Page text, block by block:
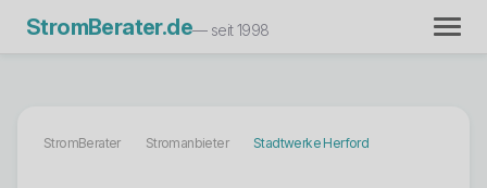
StromBerater.de— seit 1998
StromBerater Stromanbieter Stadtwerke Herford